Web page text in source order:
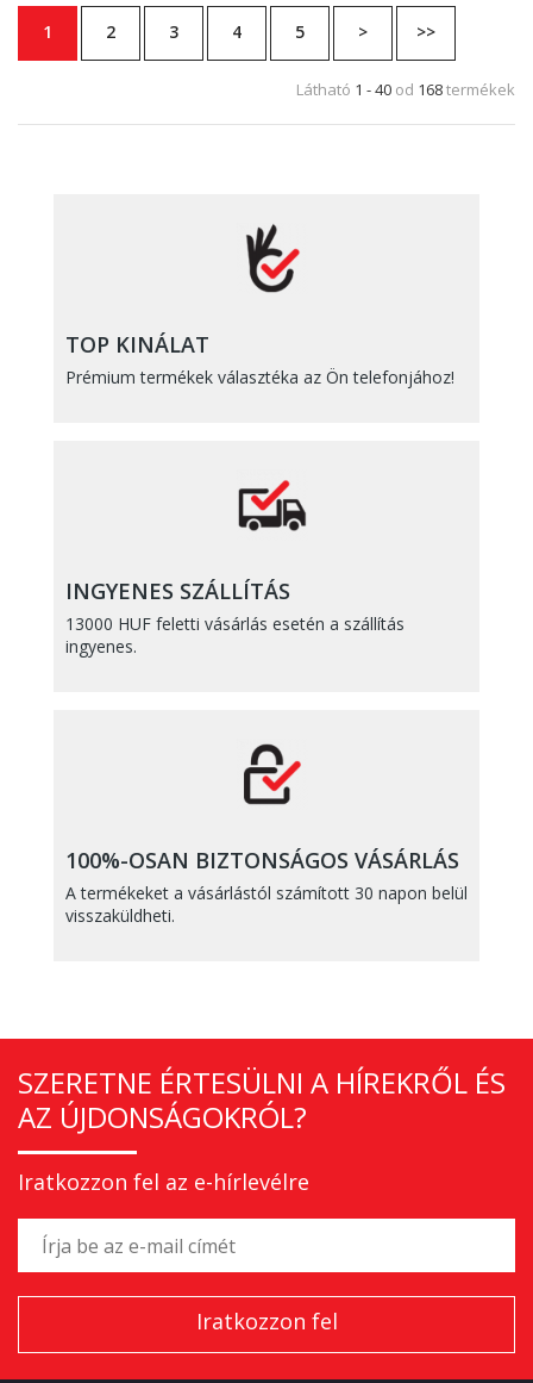
1 2 3 4 5 > >>
Látható 1 - 40 od 168termékek
TOP KINÁLAT
Prémium termékek választéka az Ön telefonjához!
INGYENES SZÁLLÍTÁS
13000 HUF feletti vásárlás esetén a szállítás
ingyenes.
100%-OSAN BIZTONSÁGOS VÁSÁRLÁS
A termékeket a vásárlástól számított 30 napon belül
visszaküldheti.
SZERETNE ÉRTESÜLNI A HÍREKRŐL ÉS
AZ ÚJDONSÁGOKRÓL?
Iratkozzon fel az e-hírlevélre